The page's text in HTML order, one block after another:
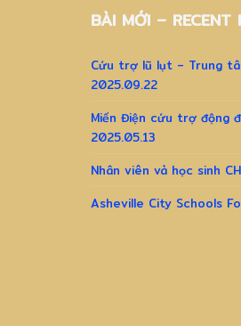
BÀI MỚI – RECENT
Cứu trợ lũ lụt – Trung
2025.09.22
Miến Điện cứu trợ động
2025.05.13
Nhân viên và học sinh
Asheville City Schools